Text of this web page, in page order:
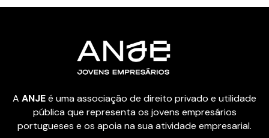
A ANJEé uma associação de direito privado e utilidade
pública que representa os jovens empresários
portugueses e os apoia na sua atividade empresarial.